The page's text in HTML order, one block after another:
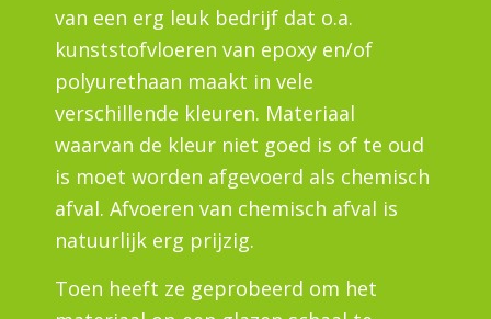
van een erg leuk bedrijf dat o.a.
kunststofvloeren van epoxy en/of
polyurethaan maakt in vele
verschillende kleuren. Materiaal
waarvan de kleur niet goed is of te oud
is moet worden afgevoerd als chemisch
afval. Afvoeren van chemisch afval is
natuurlijk erg prijzig.
Toen heeft ze geprobeerd om het